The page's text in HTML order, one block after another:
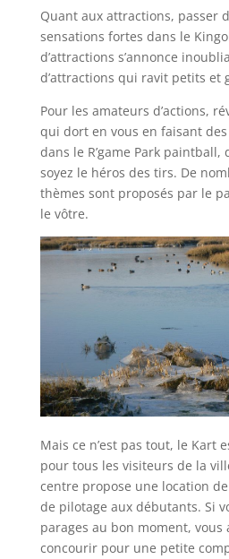
Quant aux attractions, passer
sensations fortes dans le
d’attractions s’annonce
d’attractions qui ravit petits et
Pour les amateurs d’actions,
qui dort en vous en faisant
dans le R’game Park paintball,
soyez le héros des tirs. De
thèmes sont proposés par le
le vôtre.
Mais ce n’est pas tout, le Kart
pour tous les visiteurs de la
centre propose une location
de pilotage aux débutants. Si
parages au bon moment, vous
concourir pour une petite